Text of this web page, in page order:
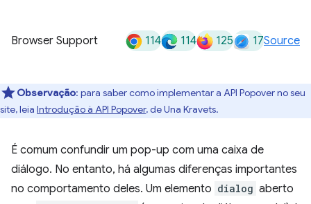
Browser Support 114 114 125 17Source
Observação: para saber como implementar a API Popover no seu
site, leia Introdução à API Popover, de Una Kravets.
É comum confundir um pop-up com uma caixa de
diálogo. No entanto, há algumas diferenças importantes
no comportamento deles. Um elemento dialog aberto